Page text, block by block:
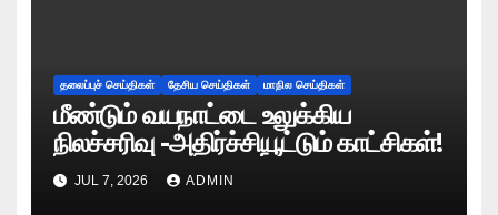
தலைப்புச் செய்திகள் தேசிய செய்திகள் மாநில செய்திகள்
மீண்டும் வயநாட்டை உலுக்கிய
நிலச்சரிவு -அதிர்ச்சியூட்டும் காட்சிகள்!
JUL 7, 2026 ADMIN